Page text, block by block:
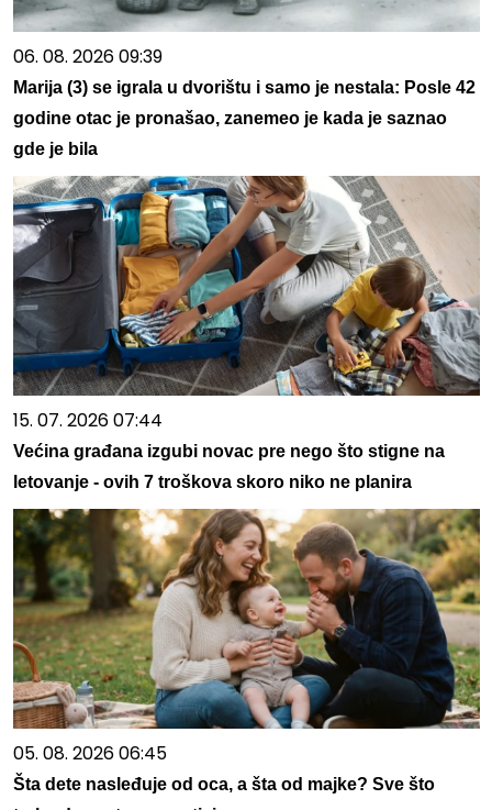
06. 08. 2026 09:39
Marija (3) se igrala u dvorištu i samo je nestala: Posle 42
godine otac je pronašao, zanemeo je kada je saznao
gde je bila
15. 07. 2026 07:44
Većina građana izgubi novac pre nego što stigne na
letovanje - ovih 7 troškova skoro niko ne planira
05. 08. 2026 06:45
Šta dete nasleđuje od oca, a šta od majke? Sve što